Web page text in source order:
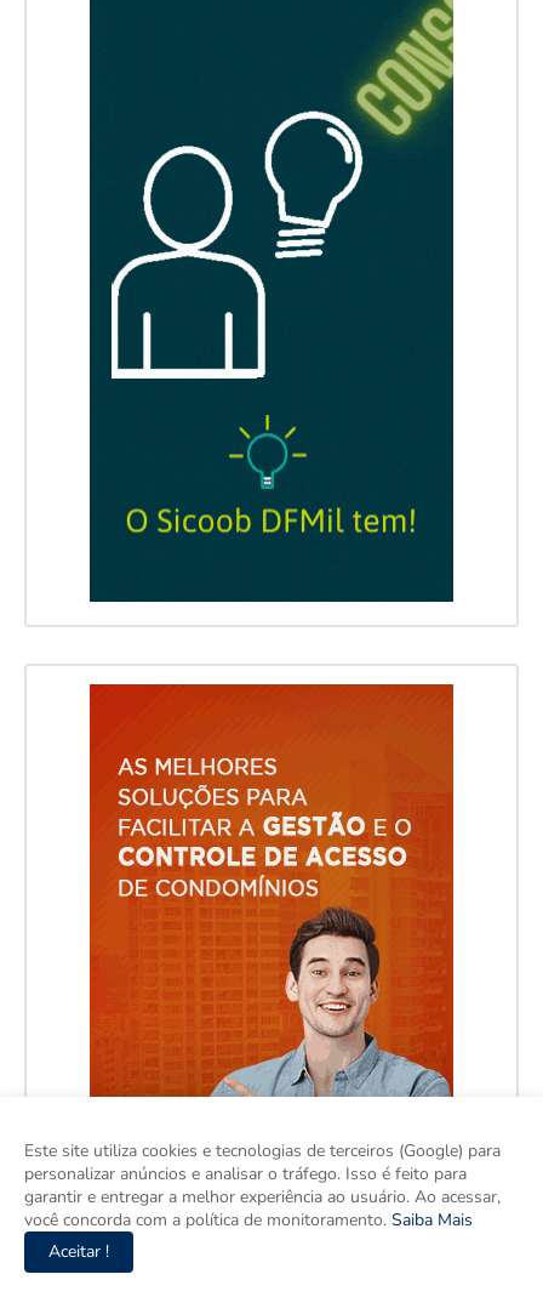
Este site utiliza cookies e tecnologias de terceiros (Google) para
personalizar anúncios e analisar o tráfego. Isso é feito para
garantir e entregar a melhor experiência ao usuário. Ao acessar,
você concorda com a política de monitoramento. Saiba Mais
Aceitar !